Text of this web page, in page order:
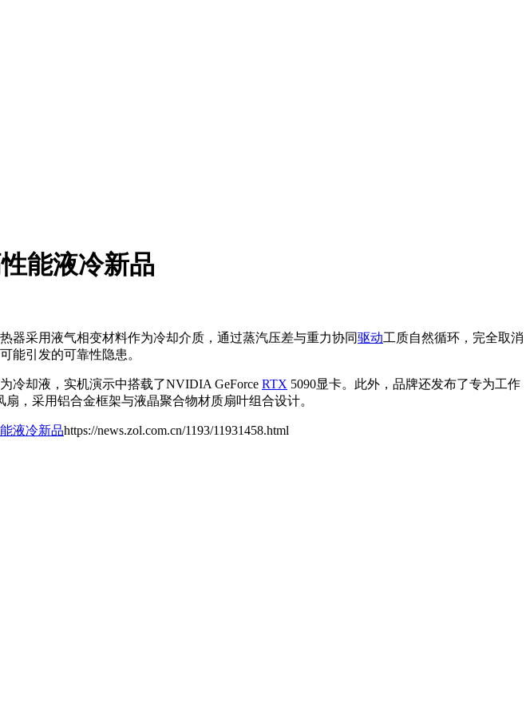
能液冷新品
器采用液气相变材料作为冷却介质，通过蒸汽压差与重力协同驱动工质自然循环，完全取消
能引发的可靠性隐患。
冷却液，实机演示中搭载了NVIDIA GeForce RTX 5090显卡。此外，品牌还发布了专为工作
，采用铝合金框架与液晶聚合物材质扇叶组合设计。
液冷新品https://news.zol.com.cn/1193/11931458.html